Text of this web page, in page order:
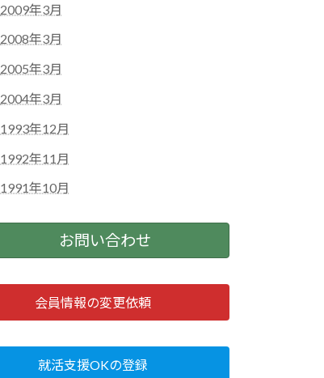
2009年3月
2008年3月
2005年3月
2004年3月
1993年12月
1992年11月
1991年10月
お問い合わせ
会員情報の変更依頼
就活支援OKの登録